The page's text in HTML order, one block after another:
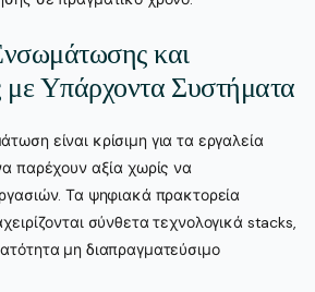
και
με Υπάρχοντα Συστήματα
είναι κρίσιμη για τα εργαλεία
παρέχουν αξία χωρίς να
Τα ψηφιακά πρακτορεία
σύνθετα τεχνολογικά stacks,
μη διαπραγματεύσιμο